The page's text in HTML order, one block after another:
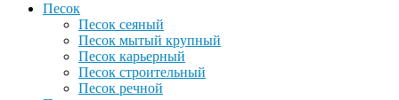
Песок
Песок сеяный
Песок мытый крупный
Песок карьерный
Песок строительный
Песок речной